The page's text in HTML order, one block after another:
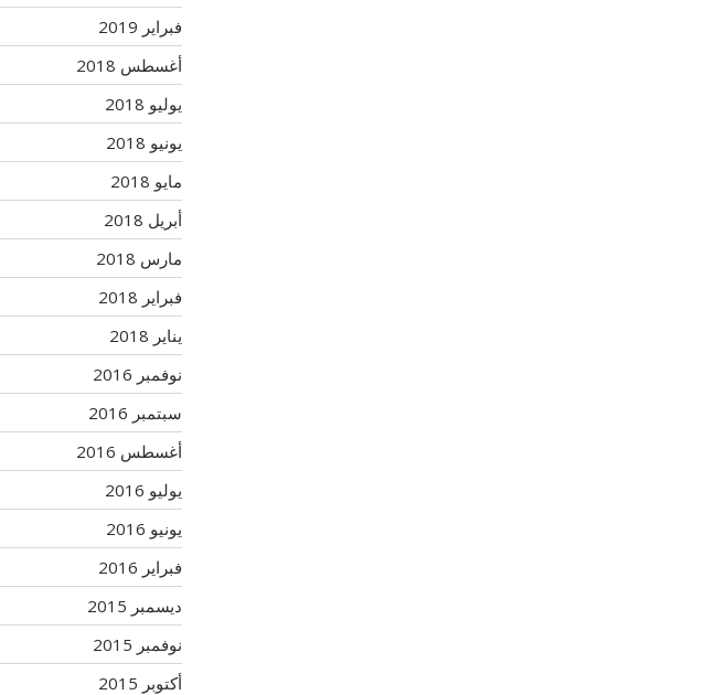
فبراير 2019
أغسطس 2018
يوليو 2018
يونيو 2018
مايو 2018
أبريل 2018
مارس 2018
فبراير 2018
يناير 2018
نوفمبر 2016
سبتمبر 2016
أغسطس 2016
يوليو 2016
يونيو 2016
فبراير 2016
ديسمبر 2015
نوفمبر 2015
أكتوبر 2015